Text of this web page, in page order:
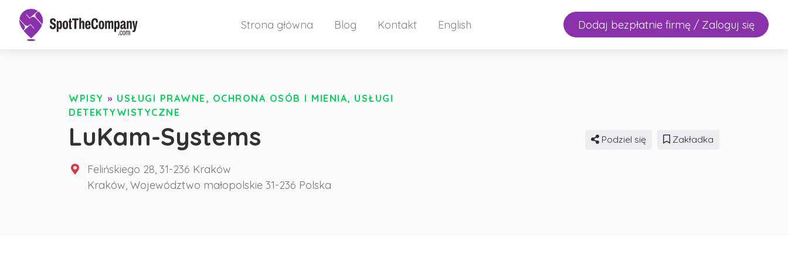
Strona główna Blog Kontakt English Dodaj bezpłatnie firmę / Zaloguj się
WPISY » USŁUGI PRAWNE, OCHRONA OSÓB I MIENIA, USŁUGI
DETEKTYWISTYCZNE
LuKam-Systems
Felińskiego 28, 31-236 Kraków
Kraków, Województwo małopolskie 31-236 Polska
Podziel się Zakładka